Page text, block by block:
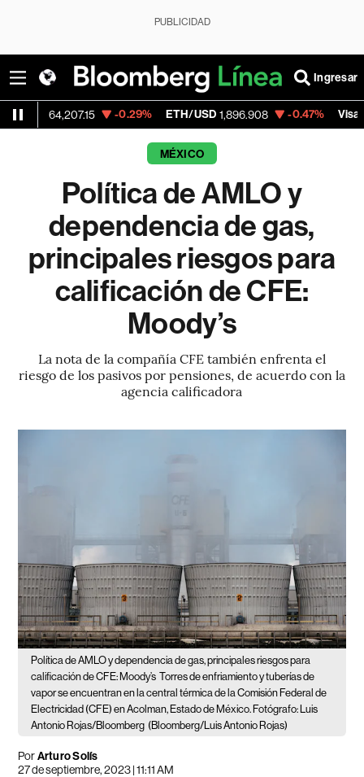
PUBLICIDAD
Ingresar
-0.29% ETH/USD 1,896.908 -0.47% Visa 370.47
MÉXICO
Política de AMLO y
dependencia de gas,
principales riesgos para
calificación de CFE:
Moody’s
La nota de la compañía CFE también enfrenta el
riesgo de los pasivos por pensiones, de acuerdo con la
agencia calificadora
Política de AMLO y dependencia de gas, principales riesgos para
calificación de CFE: Moody’s Torres de enfriamiento y tuberías de
vapor se encuentran en la central térmica de la Comisión Federal de
Electricidad (CFE) en Acolman, Estado de México. Fotógrafo: Luis
Antonio Rojas/Bloomberg (Bloomberg/Luis Antonio Rojas)
PorArturo Solís
27 de septiembre, 2023 | 11:11 AM